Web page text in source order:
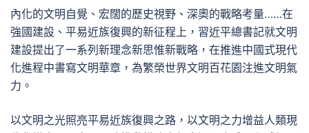
內化的文明自覺、宏闊的歷史視野、深奧的戰略考量……在
強國建設、平易近族復興的新征程上，習近平總書記就文明
建設提出了一系列新理念新思惟新戰略，在推進中國式現代
化進程中書寫文明華章，為繁榮世界文明百花園注進文明氣
力。
以文明之光照亮平易近族復興之路，以文明之力增益人類現